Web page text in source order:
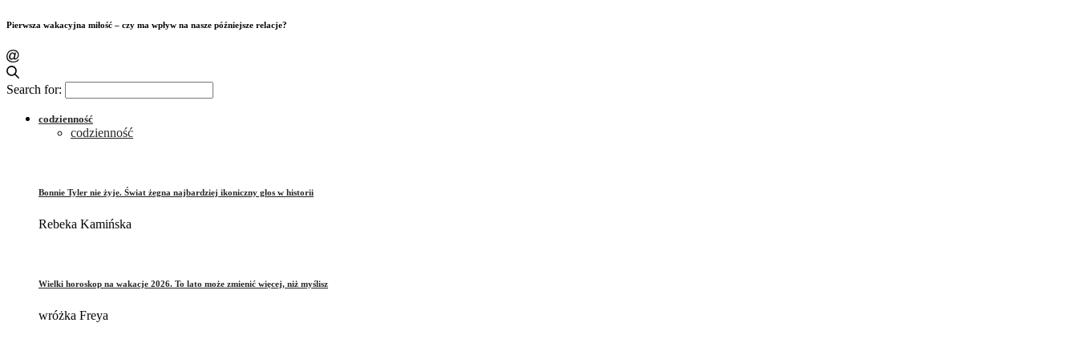
Pierwsza wakacyjna miłość – czy ma wpływ na nasze późniejsze relacje?
Search for:
codzienność
codzienność
Bonnie Tyler nie żyje. Świat żegna najbardziej ikoniczny głos w historii
Rebeka Kamińska
Wielki horoskop na wakacje 2026. To lato może zmienić więcej, niż myślisz
wróżka Freya